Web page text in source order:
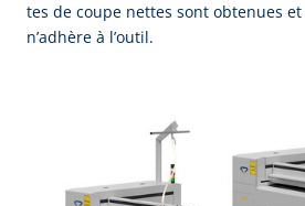
tes de cou­pe net­tes sont ob­te­nues
n’ad­hè­re à l’ou­til.